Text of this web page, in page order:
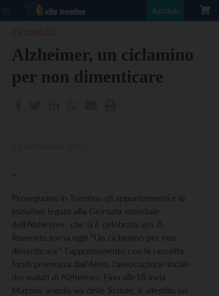
Accedi
Alzheimer, un ciclamino
per non dimenticare
>
Proseguono in Trentino gli appuntamenti e le
iniziative legate alla Giornata mondiale
dell’Alzheimer, che si è celebrata ieri. A
Rovereto torna oggi “Un ciclamino per non
dimenticare”, l’appuntamento con la raccolta
fondi promossa dall’Aima, l’associazione locale
dei malati di Alzheimer. Fino alle18 invia
Mazzini, angolo via delle Scuole, è allestito un